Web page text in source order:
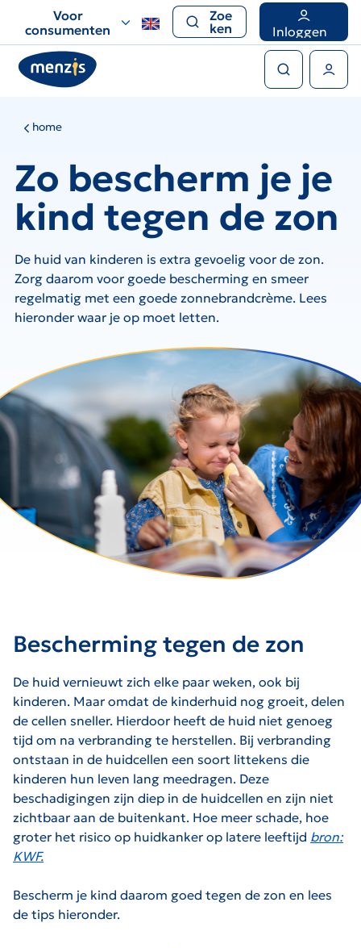
voor
snelle
navigatie
Voor
consumenten
Zoe
ken
Inloggen
home
Zo bescherm je je
kind tegen de zon
De huid van kinderen is extra gevoelig voor de zon.
Zorg daarom voor goede bescherming en smeer
regelmatig met een goede zonnebrandcrème. Lees
hieronder waar je op moet letten.
Bescherming tegen de zon
De huid vernieuwt zich elke paar weken, ook bij
kinderen. Maar omdat de kinderhuid nog groeit, delen
de cellen sneller. Hierdoor heeft de huid niet genoeg
tijd om na verbranding te herstellen. Bij verbranding
ontstaan in de huidcellen een soort littekens die
kinderen hun leven lang meedragen. Deze
beschadigingen zijn diep in de huidcellen en zijn niet
zichtbaar aan de buitenkant. Hoe meer schade, hoe
groter het risico op huidkanker op latere leeftijd bron:
KWF.
Bescherm je kind daarom goed tegen de zon en lees
de tips hieronder.